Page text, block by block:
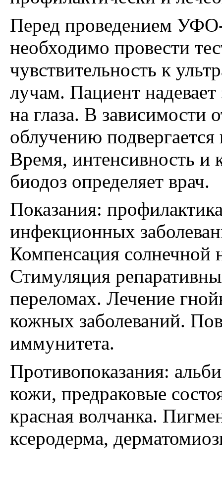
Перед проведением
необходимо провести
чувствительность к
лучам. Пациент
на глаза. В зависимости
облучению подвергается
Время, интенсивность и
биодоз определяет врач.
Показания:
инфекционных
Компенсация солнечной
Стимуляция
переломах. Лечение
кожных заболеваний.
иммунитета.
Противопоказания:
кожи, предраковые
красная волчанка.
ксеродерма,